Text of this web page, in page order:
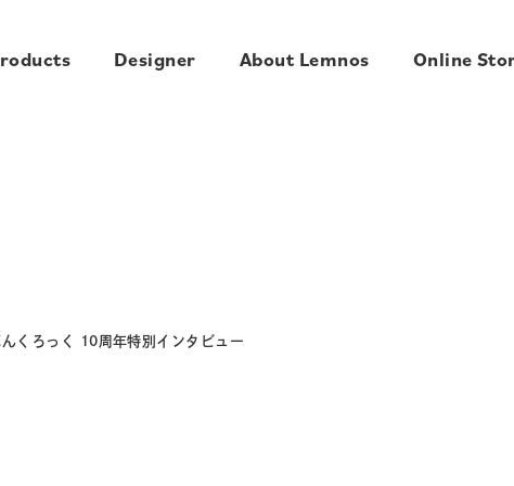
Designer About Lemnos Online
ろっく 10周年特別インタビュー